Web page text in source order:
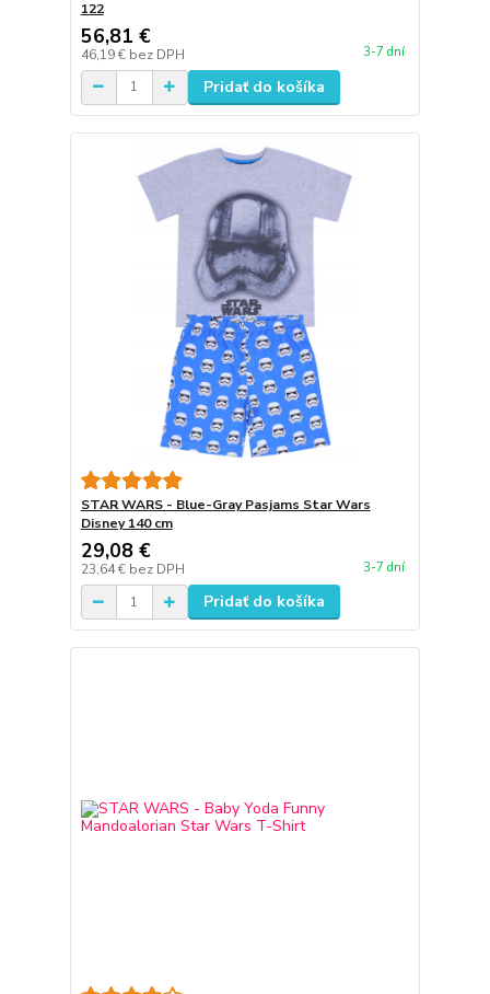
122
56,81 €
46,19 € bez DPH 3-7 dní
Pridať do košíka
STAR WARS - Blue-Gray Pasjams Star Wars
Disney 140 cm
29,08 €
23,64 € bez DPH 3-7 dní
Pridať do košíka